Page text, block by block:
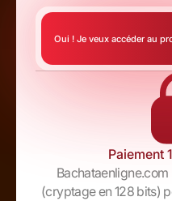
Oui ! Je veux accéder au
Paiement
(cryptage en 128 bits)